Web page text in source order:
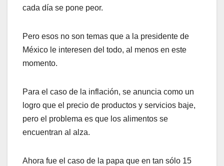
cada día se pone peor.
Pero esos no son temas que a la presidente de
México le interesen del todo, al menos en este
momento.
Para el caso de la inflación, se anuncia como un
logro que el precio de productos y servicios baje,
pero el problema es que los alimentos se
encuentran al alza.
Ahora fue el caso de la papa que en tan sólo 15